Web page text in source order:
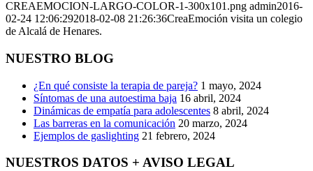
CREAEMOCION-LARGO-COLOR-1-300x101.png admin2016-
02-24 12:06:292018-02-08 21:26:36CreaEmoción visita un colegio
de Alcalá de Henares.
NUESTRO BLOG
¿En qué consiste la terapia de pareja? 1 mayo, 2024
Síntomas de una autoestima baja 16 abril, 2024
Dinámicas de empatía para adolescentes 8 abril, 2024
Las barreras en la comunicación 20 marzo, 2024
Ejemplos de gaslighting 21 febrero, 2024
NUESTROS DATOS + AVISO LEGAL